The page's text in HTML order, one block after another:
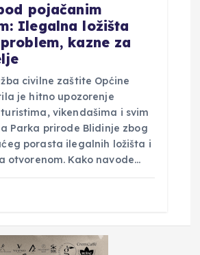
pojačanim
Ilegalna ložišta
kazne za
civilne zaštite Općine
je hitno upozorenje
vikendašima i svim
Parka prirode Blidinje zbog
porasta ilegalnih ložišta i
otvorenom. Kako navode…